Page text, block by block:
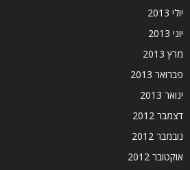
יולי 2013
יוני 2013
מרץ 2013
פברואר 2013
ינואר 2013
דצמבר 2012
נובמבר 2012
אוקטובר 2012